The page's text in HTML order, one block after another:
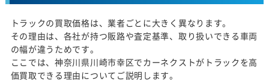
トラックの買取価格は、業者ごとに大きく異なります。
その理由は、各社が持つ販路や査定基準、取り扱いできる車両
の幅が違うためです。
ここでは、神奈川県川崎市幸区でカーネクストがトラックを高
価買取できる理由についてご説明します。